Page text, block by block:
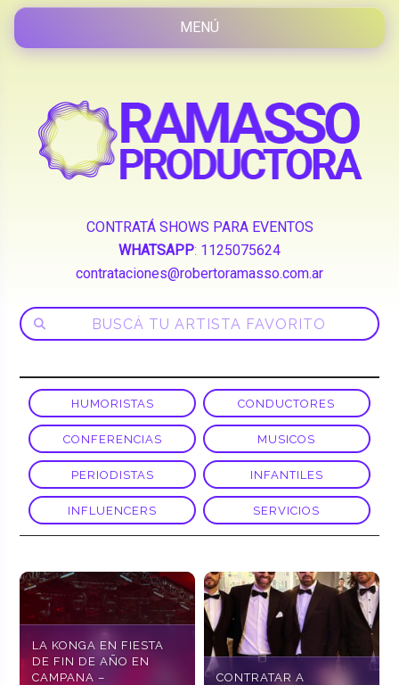
CONTRATÁ SHOWS PARA EVENTOS
WHATSAPP: 1125075624
contrataciones@robertoramasso.com.ar
HUMORISTAS CONDUCTORES
CONFERENCIAS MUSICOS
PERIODISTAS INFANTILES
INFLUENCERS SERVICIOS
LA KONGA EN FIESTA
DE FIN DE AÑO EN
CAMPANA –
CONTRATAR A